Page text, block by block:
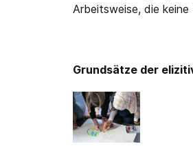
Arbeitsweise, die
Grundsätze der